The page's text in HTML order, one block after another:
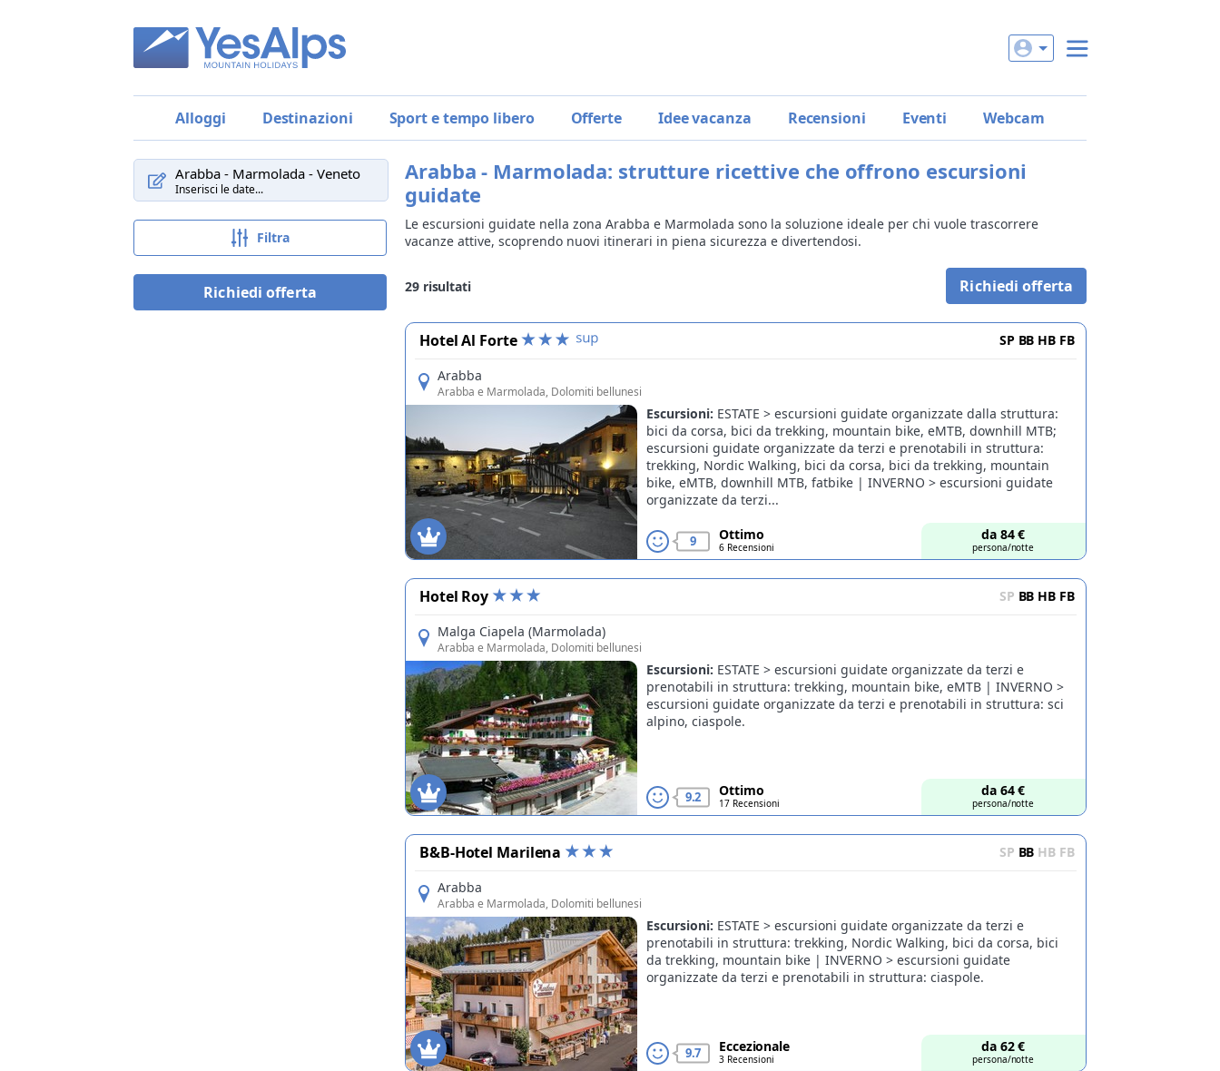
Alloggi Destinazioni Sport e tempo libero Offerte Idee vacanza Recensioni Eventi Webcam
Arabba - Marmolada - Veneto
Inserisci le date...
Filtra
Richiedi offerta
Arabba - Marmolada: strutture ricettive che offrono escursioni
guidate
Le escursioni guidate nella zona Arabba e Marmolada sono la soluzione ideale per chi vuole trascorrere
vacanze attive, scoprendo nuovi itinerari in piena sicurezza e divertendosi.
29risultati Richiedi offerta
Hotel Al Forte SP BB HB FB
Arabba
Arabba e Marmolada, Dolomiti bellunesi
Offerte
da 84€
persona/notte
9 Ottimo
6 Recensioni
Escursioni: ESTATE > escursioni guidate organizzate dalla struttura:
bici da corsa, bici da trekking, mountain bike, eMTB, downhill MTB;
escursioni guidate organizzate da terzi e prenotabili in struttura:
trekking, Nordic Walking, bici da corsa, bici da trekking, mountain
bike, eMTB, downhill MTB, fatbike | INVERNO > escursioni guidate
organizzate da terzi...
Hotel Roy SP BB HB FB
Malga Ciapela (Marmolada)
Arabba e Marmolada, Dolomiti bellunesi
da 64€
persona/notte
9.2 Ottimo
17 Recensioni
Escursioni: ESTATE > escursioni guidate organizzate da terzi e
prenotabili in struttura: trekking, mountain bike, eMTB | INVERNO >
escursioni guidate organizzate da terzi e prenotabili in struttura: sci
alpino, ciaspole.
B&B-Hotel Marilena SP BB HB FB
Arabba
Arabba e Marmolada, Dolomiti bellunesi
da 62€
persona/notte
9.7 Eccezionale
3 Recensioni
Escursioni: ESTATE > escursioni guidate organizzate da terzi e
prenotabili in struttura: trekking, Nordic Walking, bici da corsa, bici
da trekking, mountain bike | INVERNO > escursioni guidate
organizzate da terzi e prenotabili in struttura: ciaspole.